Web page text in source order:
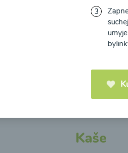
Načítať ďalšie
Kaše